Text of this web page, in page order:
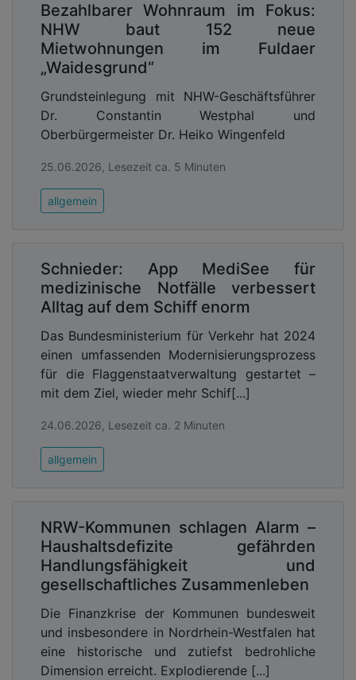
Bezahlbarer Wohnraum im Fokus:
NHW baut 152 neue
Mietwohnungen im Fuldaer
„Waidesgrund“
Grundsteinlegung mit NHW-Geschäftsführer
Dr. Constantin Westphal und
Oberbürgermeister Dr. Heiko Wingenfeld
25.06.2026, Lesezeit ca. 5 Minuten
allgemein
Schnieder: App MediSee für
medizinische Notfälle verbessert
Alltag auf dem Schiff enorm
Das Bundesministerium für Verkehr hat 2024
einen umfassenden Modernisierungsprozess
für die Flaggenstaatverwaltung gestartet –
mit dem Ziel, wieder mehr Schif[...]
24.06.2026, Lesezeit ca. 2 Minuten
allgemein
NRW-Kommunen schlagen Alarm –
Haushaltsdefizite gefährden
Handlungsfähigkeit und
gesellschaftliches Zusammenleben
Die Finanzkrise der Kommunen bundesweit
und insbesondere in Nordrhein-Westfalen hat
eine historische und zutiefst bedrohliche
Dimension erreicht. Explodierende [...]